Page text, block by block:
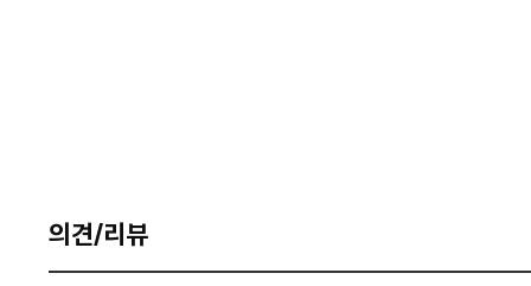
의견/리뷰